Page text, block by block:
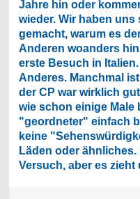
Jahre hin oder
wieder. Wir haben
gemacht, warum es
Anderen woanders
erste Besuch in
Anderes. Manchmal
der CP war wirklich
wie schon einige Male
"geordneter" einfach
keine
Läden oder
Versuch, aber es